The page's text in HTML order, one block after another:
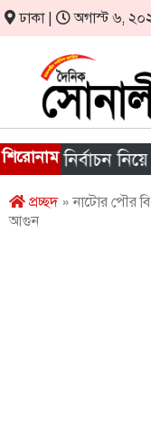
ঢাকা | অগাস্ট ৬,
শিরোনাম
নির্বাচন নিয়ে
প্রচ্ছদ» নাটোর পৌর
আগুন